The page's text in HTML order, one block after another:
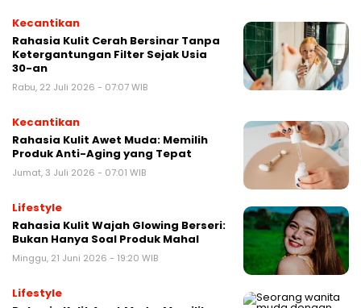
Kecantikan
Rahasia Kulit Cerah Bersinar Tanpa
Ketergantungan Filter Sejak Usia
30-an
Rabu, 22 Juli 2026 - 07:07 WIB
Kecantikan
Rahasia Kulit Awet Muda: Memilih
Produk Anti-Aging yang Tepat
Jumat, 3 Juli 2026 - 07:01 WIB
Lifestyle
Rahasia Kulit Wajah Glowing Berseri:
Bukan Hanya Soal Produk Mahal
Minggu, 21 Juni 2026 - 19:20 WIB
Lifestyle